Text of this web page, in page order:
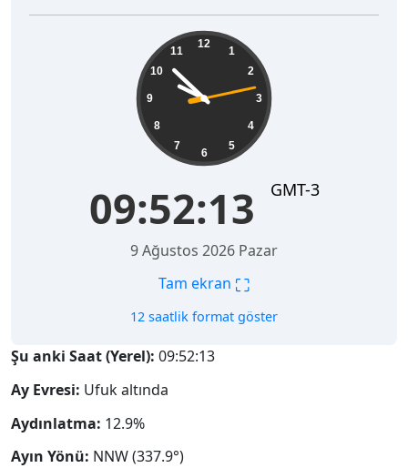
12
1
2
3
4
5
6
7
8
9
10
11
09:52:14 GMT-3
9 Ağustos 2026 Pazar
Tam ekran ⛶
12 saatlik format göster
Şu anki Saat (Yerel): 09:52:14
Ay Evresi: Ufuk altında
Aydınlatma: 12.9%
Ayın Yönü: NNW (337.9°)